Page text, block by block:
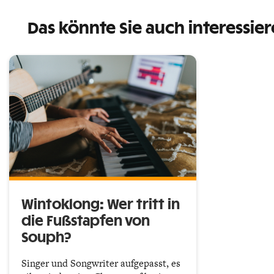
Das könnte Sie auch
Wintoklong: Wer tritt in
die Fußstapfen von
Souph?
Singer und Songwriter aufgepasst, es